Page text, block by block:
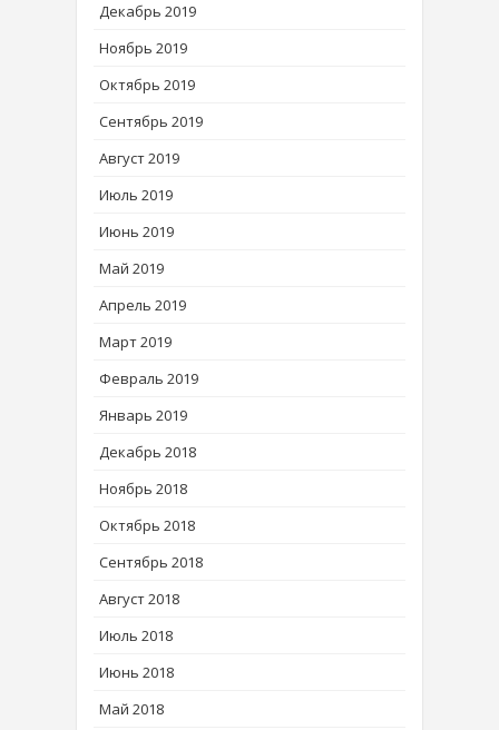
Декабрь 2019
Ноябрь 2019
Октябрь 2019
Сентябрь 2019
Август 2019
Июль 2019
Июнь 2019
Май 2019
Апрель 2019
Март 2019
Февраль 2019
Январь 2019
Декабрь 2018
Ноябрь 2018
Октябрь 2018
Сентябрь 2018
Август 2018
Июль 2018
Июнь 2018
Май 2018